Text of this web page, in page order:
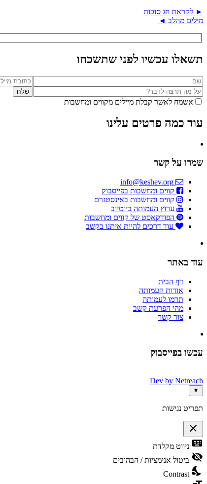
► לקראת חג סוכות
מילים מהלב ◄
תשאלו עכשיו לפני שתשכחו
אשמח לאשר קבלת מיילים מקווים ומחשבות
עוד כמה פרטים עלינו
שמרו על קשר
קווים ומחשבות בפייסבוק
קווים ומחשבות באינסטגרם
ערוץ העמותה ביוטיוב
הפודקאסט של קווים ומחשבות
עוד דרכים להיות איתנו בקשב
עוד באתר
דף הבית
אודות העמותה
תרמו לעמותה
מהי הפרעת קשב
צור קשר
עכשו בפייסבוק
Dev by Netreach
תפריט נגישות
close
פתיחה
וסגירה
של
תפריט
הנגישות
keyboard ניווט מקלדת
visibility_off ביטול אנימציות / הבהובים
nights_stay
Contrast